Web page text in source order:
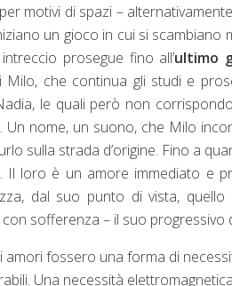
motivi di spazi –
un gioco in cui si
prosegue fino all’ultimo
Milo, che continua gli studi e
le quali però non
. Un nome, un suono, che Milo
sulla strada d’origine. Fino a
Il loro è un amore immediato e
dal suo punto di vista,
sofferenza – il suo progressivo
amori fossero una forma di
Una necessità